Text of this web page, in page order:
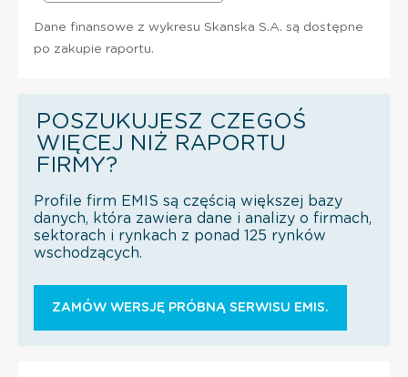
Dane finansowe z wykresu Skanska S.A. są dostępne
po zakupie raportu.
POSZUKUJESZ CZEGOŚ
WIĘCEJ NIŻ RAPORTU
FIRMY?
Profile firm EMIS są częścią większej bazy
danych, która zawiera dane i analizy o firmach,
sektorach i rynkach z ponad 125 rynków
wschodzących.
ZAMÓW WERSJĘ PRÓBNĄ SERWISU EMIS.